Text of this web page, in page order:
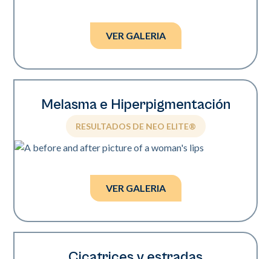
VER GALERIA
Melasma e Hiperpigmentación
RESULTADOS DE NEO ELITE®
y Tiffany Crews, LE.VER GALERIA